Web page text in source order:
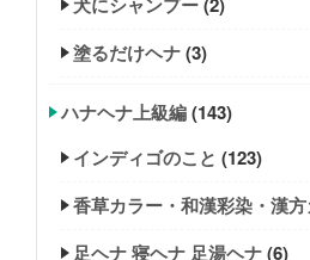
塗るだけヘナ(3)
ハナヘナ上級編(143)
インディゴのこと (123)
香草カラー・和漢彩染・漢
足ヘナ 寝ヘナ 足湯ヘナ(6)